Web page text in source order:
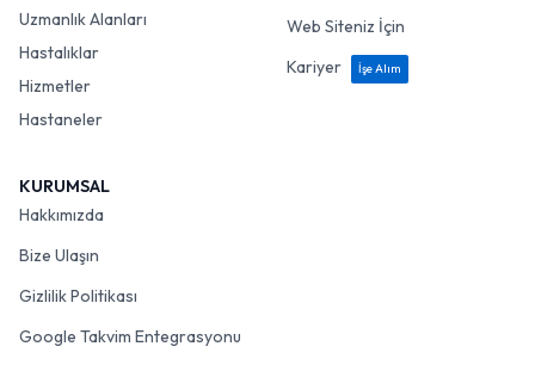
Uzmanlık Alanları
Hastalıklar
Hizmetler
Hastaneler
Web Siteniz İçin
Kariyer
İşe Alım
KURUMSAL
Hakkımızda
Bize Ulaşın
Gizlilik Politikası
Google Takvim Entegrasyonu